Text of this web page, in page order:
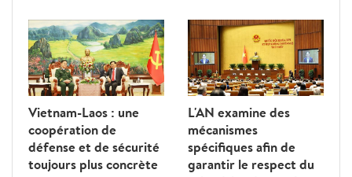
Vietnam-Laos : une
coopération de
défense et de sécurité
toujours plus concrète
L'AN examine des
mécanismes
spécifiques afin de
garantir le respect du